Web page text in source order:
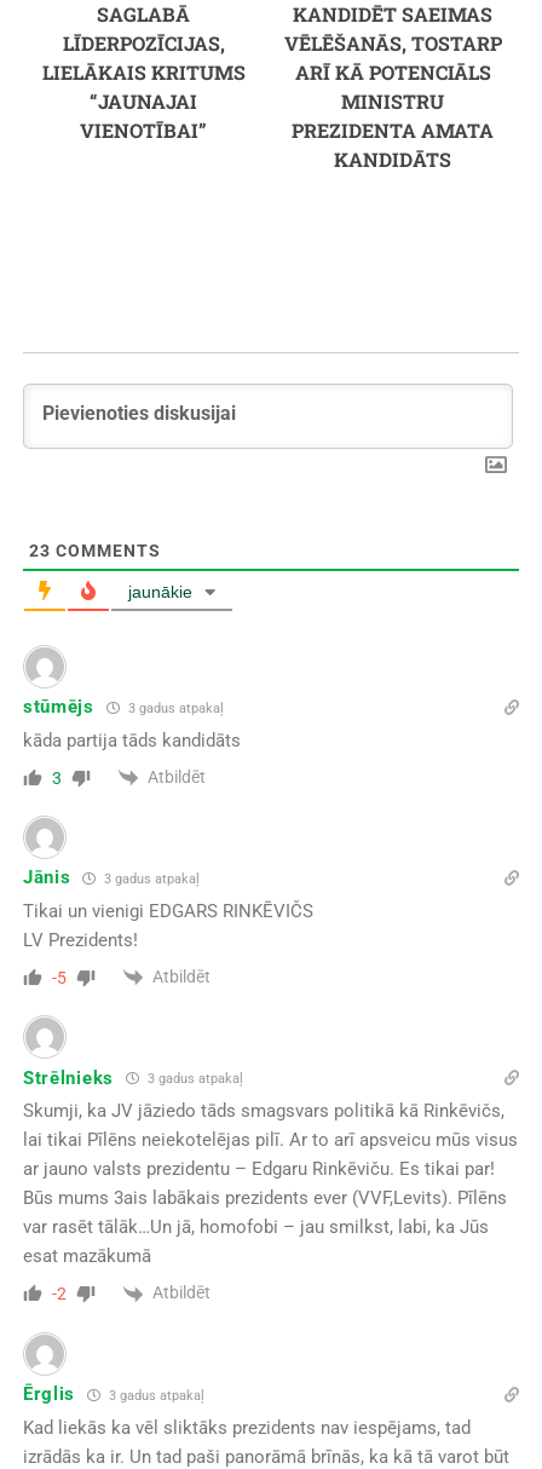
SAGLABĀ
LĪDERPOZĪCIJAS,
LIELĀKAIS KRITUMS
“JAUNAJAI
VIENOTĪBAI”
KANDIDĒT SAEIMAS
VĒLĒŠANĀS, TOSTARP
ARĪ KĀ POTENCIĀLS
MINISTRU
PREZIDENTA AMATA
KANDIDĀTS
23 COMMENTS
jaunākie
stūmējs 3 gadus atpakaļ
kāda partija tāds kandidāts
3 Atbildēt
Jānis 3 gadus atpakaļ
Tikai un vienigi EDGARS RINKĒVIČS
LV Prezidents!
-5 Atbildēt
Strēlnieks 3 gadus atpakaļ
Skumji, ka JV jāziedo tāds smagsvars politikā kā Rinkēvičs,
lai tikai Pīlēns neiekotelējas pilī. Ar to arī apsveicu mūs visus
ar jauno valsts prezidentu – Edgaru Rinkēviču. Es tikai par!
Būs mums 3ais labākais prezidents ever (VVF,Levits). Pīlēns
var rasēt tālāk…Un jā, homofobi – jau smilkst, labi, ka Jūs
esat mazākumā
-2 Atbildēt
Ērglis 3 gadus atpakaļ
Kad liekās ka vēl sliktāks prezidents nav iespējams, tad
izrādās ka ir. Un tad paši panorāmā brīnās, ka kā tā varot būt